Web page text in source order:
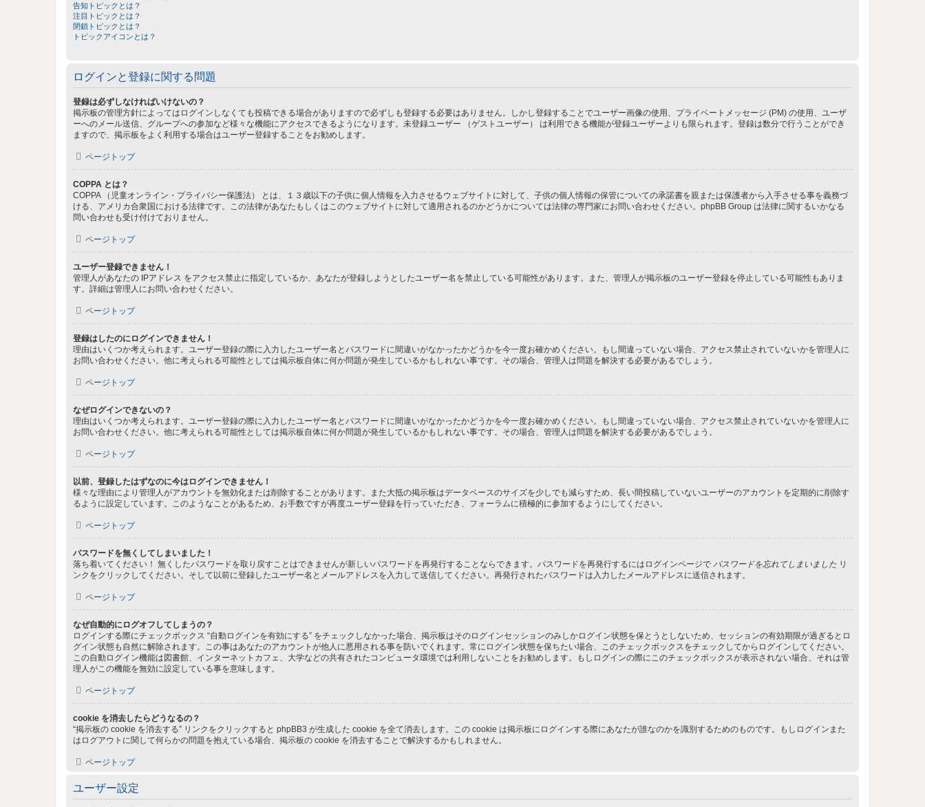
告知トピックとは？
注目トピックとは？
閉鎖トピックとは？
トピックアイコンとは？
ログインと登録に関する問題
登録は必ずしなければいけないの？
掲示板の管理方針によってはログインしなくても投稿できる場合がありますので必ずしも登録する必要はありません。しかし登録することでユーザー画像の使用、プライベートメッセージ (PM) の使用、ユーザ
ーへのメール送信、グループへの参加など様々な機能にアクセスできるようになります。未登録ユーザー （ゲストユーザー） は利用できる機能が登録ユーザーよりも限られます。登録は数分で行うことができ
ますので、掲示板をよく利用する場合はユーザー登録することをお勧めします。
ページトップ
COPPA とは？
COPPA （児童オンライン・プライバシー保護法） とは、１３歳以下の子供に個人情報を入力させるウェブサイトに対して、子供の個人情報の保管についての承諾書を親または保護者から入手させる事を義務づ
ける、アメリカ合衆国における法律です。この法律があなたもしくはこのウェブサイトに対して適用されるのかどうかについては法律の専門家にお問い合わせください。phpBB Group は法律に関するいかなる
問い合わせも受け付けておりません。
ページトップ
ユーザー登録できません！
管理人があなたの IPアドレス をアクセス禁止に指定しているか、あなたが登録しようとしたユーザー名を禁止している可能性があります。また、管理人が掲示板のユーザー登録を停止している可能性もありま
す。詳細は管理人にお問い合わせください。
ページトップ
登録はしたのにログインできません！
理由はいくつか考えられます。ユーザー登録の際に入力したユーザー名とパスワードに間違いがなかったかどうかを今一度お確かめください。もし間違っていない場合、アクセス禁止されていないかを管理人に
お問い合わせください。他に考えられる可能性としては掲示板自体に何か問題が発生しているかもしれない事です。その場合、管理人は問題を解決する必要があるでしょう。
ページトップ
なぜログインできないの？
理由はいくつか考えられます。ユーザー登録の際に入力したユーザー名とパスワードに間違いがなかったかどうかを今一度お確かめください。もし間違っていない場合、アクセス禁止されていないかを管理人に
お問い合わせください。他に考えられる可能性としては掲示板自体に何か問題が発生しているかもしれない事です。その場合、管理人は問題を解決する必要があるでしょう。
ページトップ
以前、登録したはずなのに今はログインできません！
様々な理由により管理人がアカウントを無効化または削除することがあります。また大抵の掲示板はデータベースのサイズを少しでも減らすため、長い間投稿していないユーザーのアカウントを定期的に削除す
るように設定しています。このようなことがあるため、お手数ですが再度ユーザー登録を行っていただき、フォーラムに積極的に参加するようにしてください。
ページトップ
パスワードを無くしてしまいました！
落ち着いてください！ 無くしたパスワードを取り戻すことはできませんが新しいパスワードを再発行することならできます。パスワードを再発行するにはログインページで パスワードを忘れてしまいました リ
ンクをクリックしてください。そして以前に登録したユーザー名とメールアドレスを入力して送信してください。再発行されたパスワードは入力したメールアドレスに送信されます。
ページトップ
なぜ自動的にログオフしてしまうの？
ログインする際にチェックボックス “自動ログインを有効にする” をチェックしなかった場合、掲示板はそのログインセッションのみしかログイン状態を保とうとしないため、セッションの有効期限が過ぎるとロ
グイン状態も自然に解除されます。この事はあなたのアカウントが他人に悪用される事を防いでくれます。常にログイン状態を保ちたい場合、このチェックボックスをチェックしてからログインしてください。
この自動ログイン機能は図書館、インターネットカフェ、大学などの共有されたコンピュータ環境では利用しないことをお勧めします。もしログインの際にこのチェックボックスが表示されない場合、それは管
理人がこの機能を無効に設定している事を意味します。
ページトップ
cookie を消去したらどうなるの？
“掲示板の cookie を消去する” リンクをクリックすると phpBB3 が生成した cookie を全て消去します。この cookie は掲示板にログインする際にあなたが誰なのかを識別するためのものです。もしログインまた
はログアウトに関して何らかの問題を抱えている場合、掲示板の cookie を消去することで解決するかもしれません。
ページトップ
ユーザー設定